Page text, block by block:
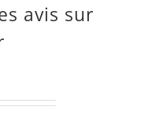
avis sur